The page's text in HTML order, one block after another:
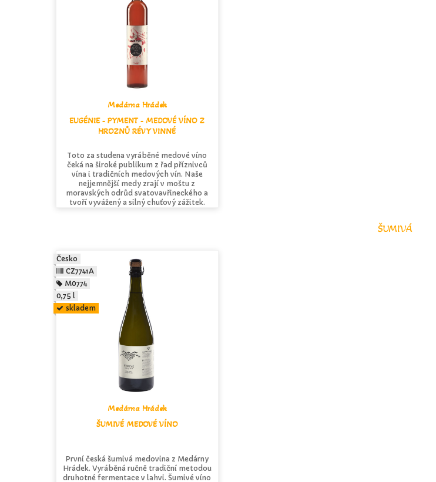
Medárna Hrádek
EUGÉNIE - PYMENT - MEDOVÉ VÍNO Z
HROZNŮ RÉVY VINNÉ
Toto za studena vyráběné medové víno
čeká na široké publikum z řad příznivců
vína i tradičních medových vín. Naše
nejjemnější medy zrají v moštu z
moravských odrůd svatovavřineckého a
tvoří vyvážený a silný chuťový zážitek.
ŠUMIVÁ
Medárna Hrádek
ŠUMIVÉ MEDOVÉ VÍNO
První česká šumivá medovina z Medárny
Hrádek. Vyráběná ručně tradiční metodou
druhotné fermentace v lahvi. Šumivé víno
Česko
CZ7741A
M0774
0,75 l
skladem